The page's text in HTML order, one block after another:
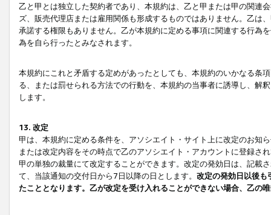
乙と甲とは独立した契約者であり、本規約は、乙と甲または甲の関連
ズ、販売代理店または雇用関係も形成するものではありません。乙は
承諾する権限もありません。乙が本規約に定める事項に関連する行為
為を自ら行ったとみなされます。
本規約にこれと矛盾する定めがあったとしても、本規約のいかなる条
る、または罰せられる方法での行動を、本規約の当事者に誘導し、解
します。
13. 改定
甲は、本規約に定める条件を、アソシエイト・サイト上に改定のお知
または改定内容をその時点で乙のアソシエイト・アカウントに登録さ
甲の単独の裁量にて改定することができます。改定の発効日は、記載
て、当該通知の交付日から7日以降の日とします。 改定の発効日以後も
たこととなります。乙が改定を受け入れることができない場合、乙の